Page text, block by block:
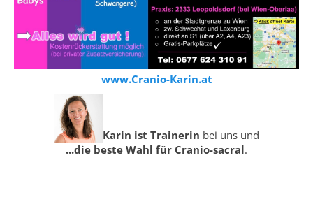
www.Cranio-Karin.at
Karin ist Trainerin bei uns und
...die beste Wahl für Cranio-sacral.